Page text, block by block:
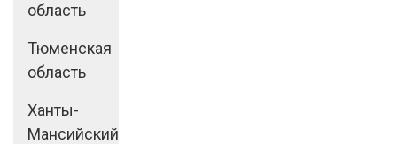
область
Тюменская
область
Ханты-
Мансийский